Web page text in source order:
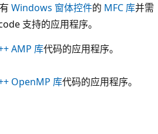
Windows 窗体控件的 MFC 库并需
支持的应用程序。
AMP 库代码的应用程序。
OpenMP 库代码的应用程序。